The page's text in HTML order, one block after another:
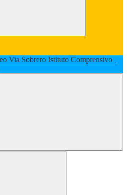
Istituto Comprensivo